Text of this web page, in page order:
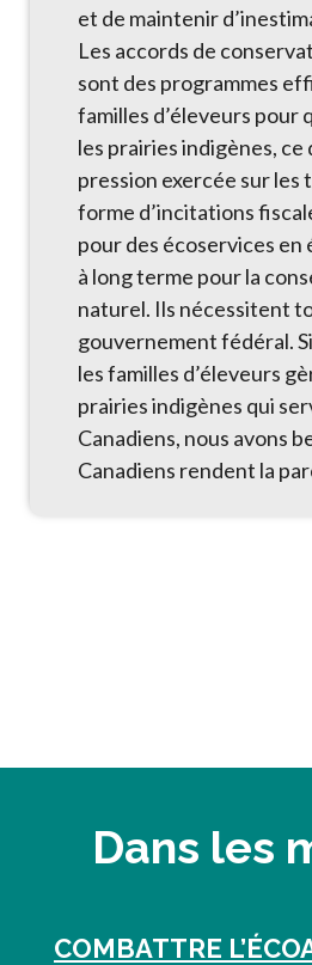
et de maintenir
Les accords de
sont des programmes
familles d’éleveurs pour
les prairies indigènes, ce
pression exercée sur les
forme d’incitations
pour des écoservices en
à long terme pour la
naturel. Ils nécessitent
gouvernement fédéral.
les familles d’éleveurs
prairies indigènes qui
Canadiens, nous avons
Canadiens rendent la
Dans les
COMBATTRE